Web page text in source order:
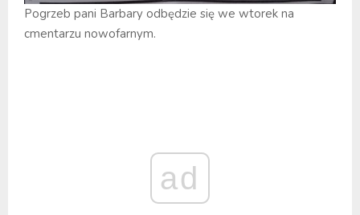
Pogrzeb pani Barbary odbędzie się we wtorek na
cmentarzu nowofarnym.
ad